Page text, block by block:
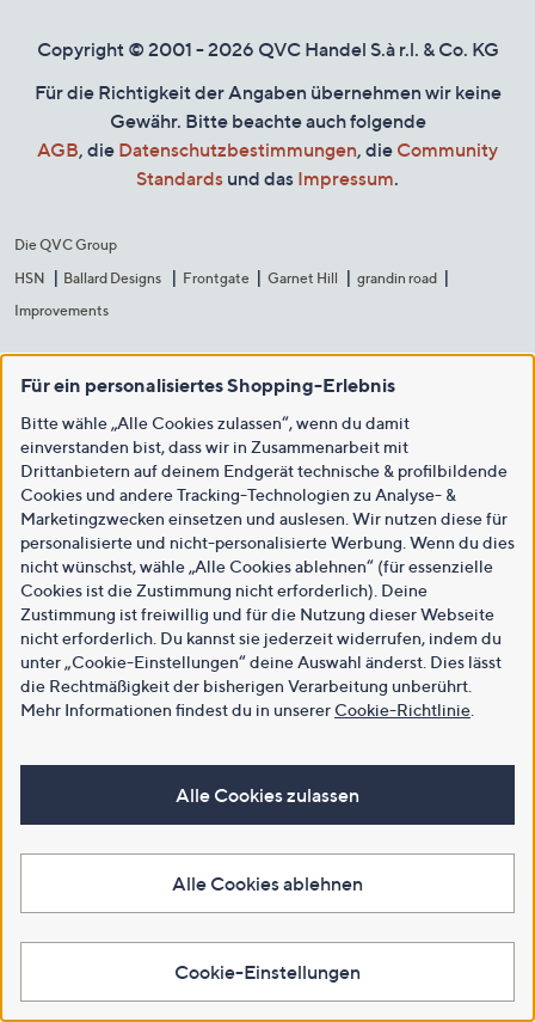
Copyright © 2001 - 2026 QVC Handel S.à r.l. & Co. KG
Für die Richtigkeit der Angaben übernehmen wir keine
Gewähr. Bitte beachte auch folgende
AGB, die Datenschutzbestimmungen, die Community
Standards und das Impressum.
Die QVC Group
HSN
Ballard Designs Frontgate Garnet Hill
grandin road
Improvements
Für ein personalisiertes Shopping-Erlebnis
Bitte wähle „Alle Cookies zulassen“, wenn du damit
einverstanden bist, dass wir in Zusammenarbeit mit
Drittanbietern auf deinem Endgerät technische & profilbildende
Cookies und andere Tracking-Technologien zu Analyse- &
Marketingzwecken einsetzen und auslesen. Wir nutzen diese für
personalisierte und nicht-personalisierte Werbung. Wenn du dies
nicht wünschst, wähle „Alle Cookies ablehnen“ (für essenzielle
Cookies ist die Zustimmung nicht erforderlich). Deine
Zustimmung ist freiwillig und für die Nutzung dieser Webseite
nicht erforderlich. Du kannst sie jederzeit widerrufen, indem du
unter „Cookie-Einstellungen“ deine Auswahl änderst. Dies lässt
die Rechtmäßigkeit der bisherigen Verarbeitung unberührt.
Mehr Informationen findest du in unsererCookie-Richtlinie
Alle Cookies zulassen
Alle Cookies ablehnen
Cookie-Einstellungen